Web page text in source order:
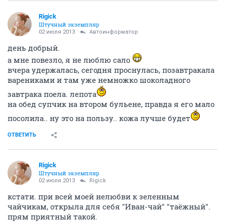
Rigick
Штучный экземпляр
02 июля 2013 Автоинформатор
день добрый.
а мне повезло, я не люблю сало
вчера удержалась, сегодня проснулась, позавтракала
варениками и там уже немножко шоколадного
завтрака поела. лепота
на обед супчик на втором бульене, правда я его мало
посолила.. ну это на пользу.. кожа лучше будет
ОТВЕТИТЬ
Rigick
Штучный экземпляр
02 июля 2013 Rigick
кстати. при всей моей нелюбви к зеленным
чайчикам, открыла для себя "Иван-чай" "таёжный".
прям приятный такой.